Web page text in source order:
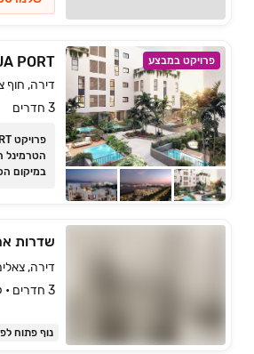
פרויקט במבצע PORT
דירה, חוף
3 חדרים
הטרמינל
שדרות
דירה, צאלים,
3 חדרים • קומה ‎3‏ • 78 מ״ר
נוף פתוח